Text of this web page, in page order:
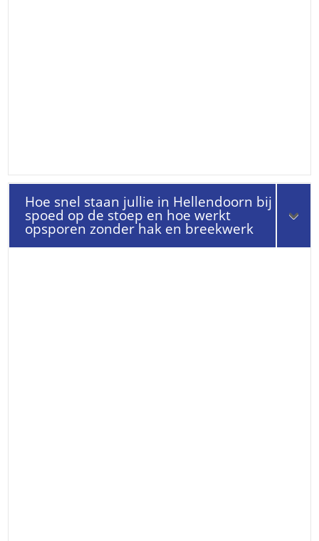
Hoe snel staan jullie in Hellendoorn bij
spoed op de stoep en hoe werkt
opsporen zonder hak en breekwerk